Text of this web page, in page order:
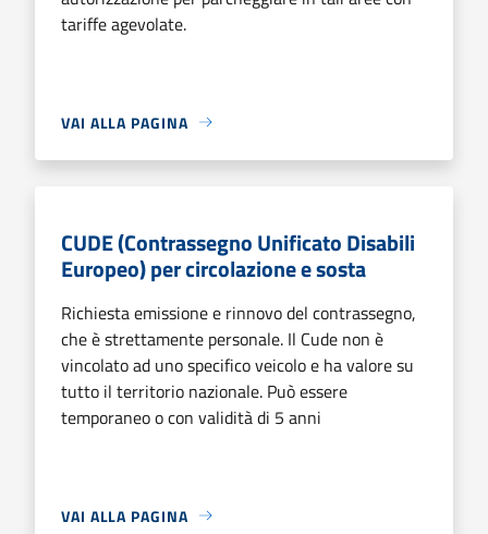
tariffe agevolate.
VAI ALLA PAGINA
CUDE (Contrassegno Unificato Disabili
Europeo) per circolazione e sosta
Richiesta emissione e rinnovo del contrassegno,
che è strettamente personale. Il Cude non è
vincolato ad uno specifico veicolo e ha valore su
tutto il territorio nazionale. Può essere
temporaneo o con validità di 5 anni
VAI ALLA PAGINA